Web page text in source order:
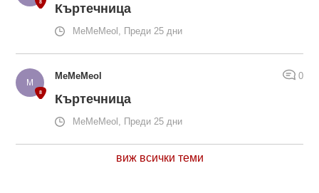
Къртечница
MeMeMeol, Преди 25 дни
MeMeMeol 0
Къртечница
MeMeMeol, Преди 25 дни
виж всички теми